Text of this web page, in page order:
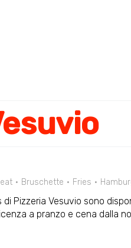
Bruschette Fries
Pizzeria Vesuvio sono
a pranzo e cena dalla